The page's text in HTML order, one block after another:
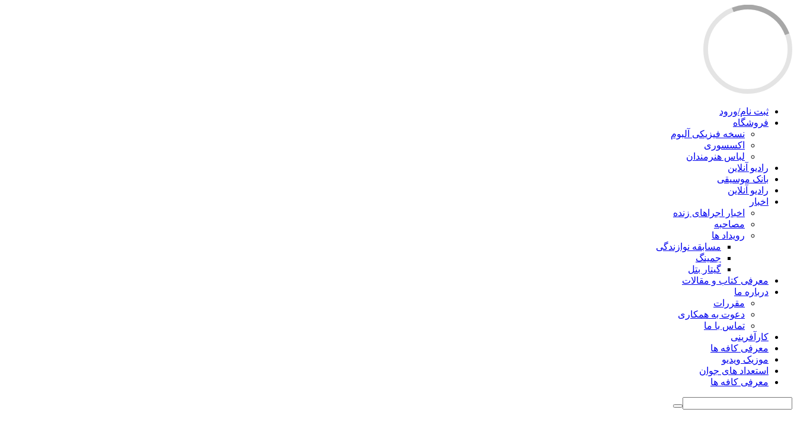
ثبت نام/ورود
فروشگاه
نسخه فیزیکی آلبوم
اکسسوری
لباس هنرمندان
رادیو آنلاین
بانک موسیقی
رادیو آنلاین
اخبار
اخبار اجراهای زنده
مصاحبه
رویداد ها
مسابقه نوازندگی
جمینگ
گیتار بتل
معرفی کتاب و مقالات
درباره ما
مقررات
دعوت به همکاری
تماس با ما
کارآفرینی
معرفی کافه ها
موزیک ویدیو
استعداد های جوان
معرفی کافه ها